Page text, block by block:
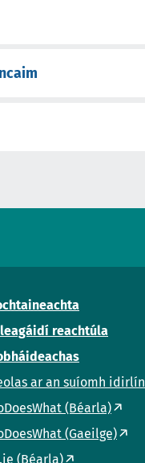
reachtúla
ar an suíomh idirlín
(Béarla)
(Gaeilge)
(Béarla)